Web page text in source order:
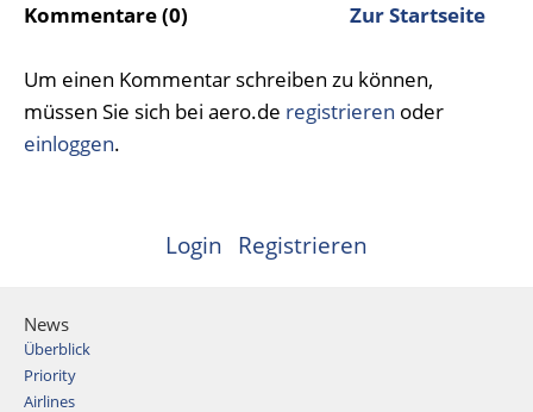
Kommentare (0) Zur Startseite
Um einen Kommentar schreiben zu können,
müssen Sie sich bei aero.de registrieren oder
einloggen.
Login Registrieren
News
Überblick
Priority
Airlines